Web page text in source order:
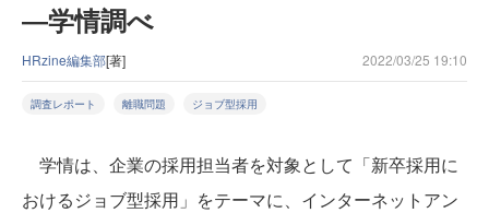
―学情調べ
HRzine編集部[著] 2022/03/25 19:10
調査レポート 離職問題 ジョブ型採用
学情は、企業の採用担当者を対象として「新卒採用に
おけるジョブ型採用」をテーマに、インターネットアン